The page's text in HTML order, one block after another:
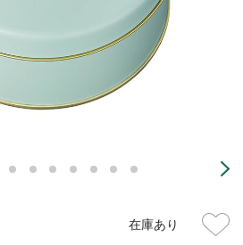
在庫あり